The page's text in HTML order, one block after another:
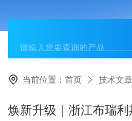
当前位置：首页 技术文章
焕新升级｜浙江布瑞